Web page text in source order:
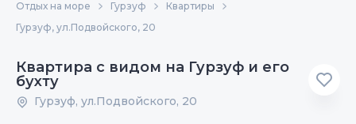
Отдых на море Гурзуф
Квартиры
Гурзуф, ул.Подвойского, 20
Квартира с видом на Гурзуф и его
бухту
Гурзуф, ул.Подвойского, 20